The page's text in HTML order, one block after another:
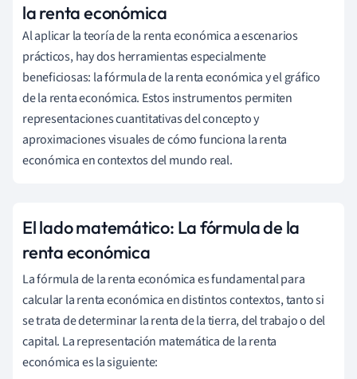
la renta económica
Al aplicar la teoría de la renta económica a escenarios
prácticos, hay dos herramientas especialmente
beneficiosas: la fórmula de la renta económica y el gráfico
de la renta económica. Estos instrumentos permiten
representaciones cuantitativas del concepto y
aproximaciones visuales de cómo funciona la renta
económica en contextos del mundo real.
El lado matemático: La fórmula de la
renta económica
La fórmula de la renta económica es fundamental para
calcular la renta económica en distintos contextos, tanto si
se trata de determinar la renta de la tierra, del trabajo o del
capital. La representación matemática de la renta
económica es la siguiente: